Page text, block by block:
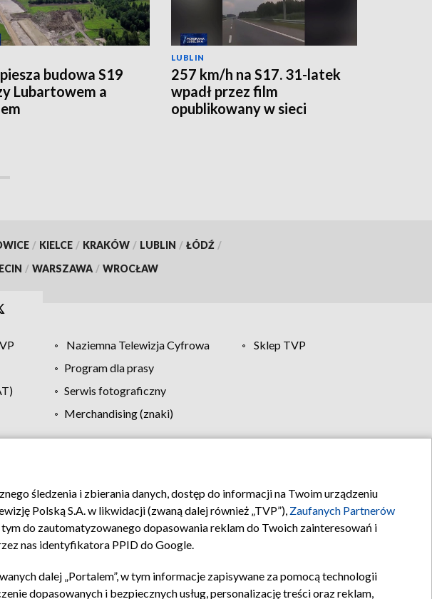
budowa S19
Lubartowem a
LUBLIN
257 km/h na S17. 31-latek
wpadł przez film
opublikowany w sieci
/ KIELCE / KRAKÓW / LUBLIN / ŁÓDŹ /
/ WARSZAWA / WROCŁAW
Naziemna Telewizja Cyfrowa
Sklep TVP
Program dla prasy
Serwis fotograficzny
Merchandising (znaki)
Pomoc Biuro reklamy Kontakt
śledzenia i zbierania danych, dostęp do informacji na Twoim urządzeniu
Polską S.A. w likwidacji (zwaną dalej również „TVP”), Zaufanych Partnerów
do zautomatyzowanego dopasowania reklam do Twoich zainteresowań i
nas identyfikatora PPID do Google.
dalej „Portalem”, w tym informacje zapisywane za pomocą technologii
dopasowanych i bezpiecznych usług, personalizację treści oraz reklam,